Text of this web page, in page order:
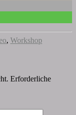
, Workshop
Erforderliche